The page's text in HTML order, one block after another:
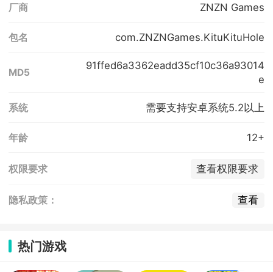
厂商 ZNZN Games
包名 com.ZNZNGames.KituKituHole
MD5
91ffed6a3362eadd35cf10c36a93014
e
系统 需要支持安卓系统5.2以上
年龄 12+
权限要求 查看权限要求
隐私政策： 查看
热门游戏